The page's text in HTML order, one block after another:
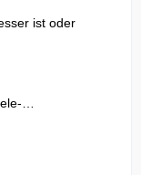
ist oder
…